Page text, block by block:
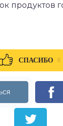
продуктов
СПАСИБО 0